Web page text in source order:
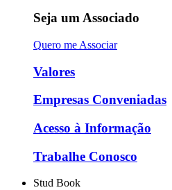
Seja um Associado
Quero me Associar
Valores
Empresas Conveniadas
Acesso à Informação
Trabalhe Conosco
Stud Book